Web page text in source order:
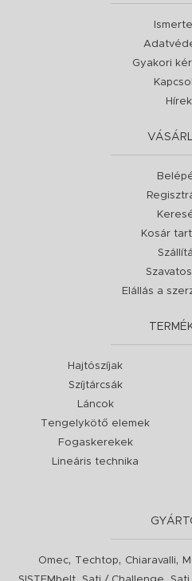
Gyakori
Hírek
Kosár
Elállás a
Hajtószíjak
Szíjtárcsák
Láncok
Tengelykötő elemek
Fogaskerekek
Lineáris technika
Omec, Techtop, Chiaravalli,